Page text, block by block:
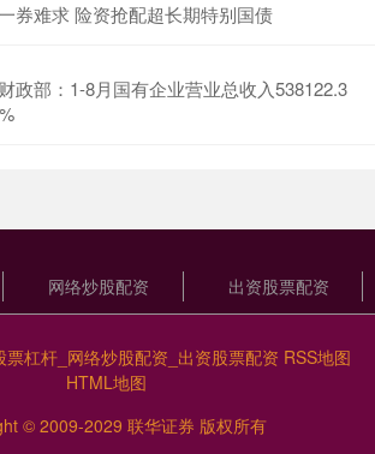
券难求 险资抢配超长期特别国债
政部：1-8月国有企业营业总收入538122.3
网络炒股配资 出资股票配资
票杠杆_网络炒股配资_出资股票配资 RSS地图
HTML地图
© 2009-2029 联华证券 版权所有